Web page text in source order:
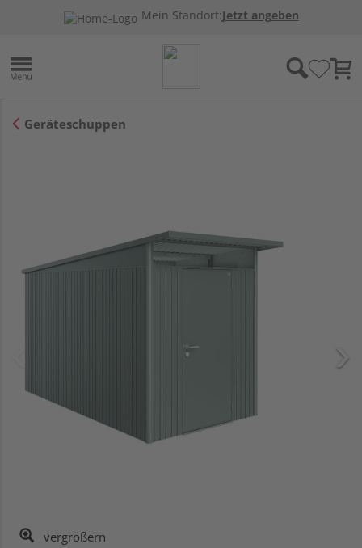
Mein Standort:Jetzt angeben
Geräteschuppen
vergrößern